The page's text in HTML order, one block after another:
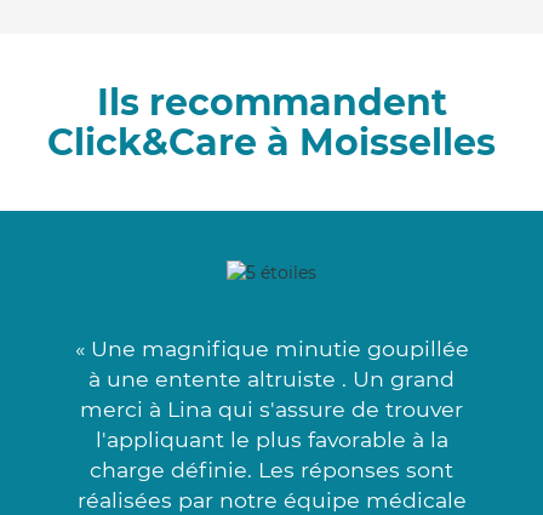
Ils recommandent
Click&Care à Moisselles
« Une magnifique minutie goupillée
à une entente altruiste . Un grand
merci à Lina qui s'assure de trouver
l'appliquant le plus favorable à la
charge définie. Les réponses sont
réalisées par notre équipe médicale